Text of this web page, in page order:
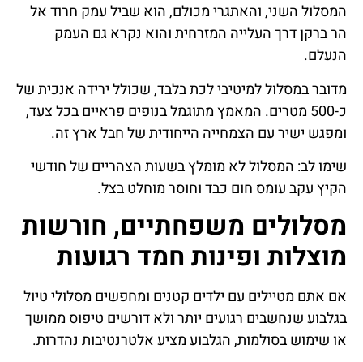
המסלול השני, והאתגרי מכולם, הוא שביל עמק חרוד אל
הר ברקן דרך העלייה המזרחית והוא נקרא גם העמק
הנעלם.
מדובר במסלול למיטיבי לכת בלבד, שכולל ירידה אנכית של
כ-500 מטרים. המאמץ מתוגמל בנופים פראיים בכל צעד,
ומפגש ישיר עם הצמחייה הייחודית של חבל ארץ זה.
שימו לב: המסלול לא מומלץ בשעות הצהריים של חודשי
הקיץ עקב עומס חום כבד וחוסר מוחלט בצל.
מסלולים משפחתיים, חורשות
מוצלות ופינות חמד רגועות
אם אתם מטיילים עם ילדים קטנים ומחפשים מסלולי טיול
בגלבוע שנחשבים רגועים יותר ולא דורשים טיפוס ממושך
או שימוש בסולמות, הגלבוע מציע אלטרנטיבות נהדרות.